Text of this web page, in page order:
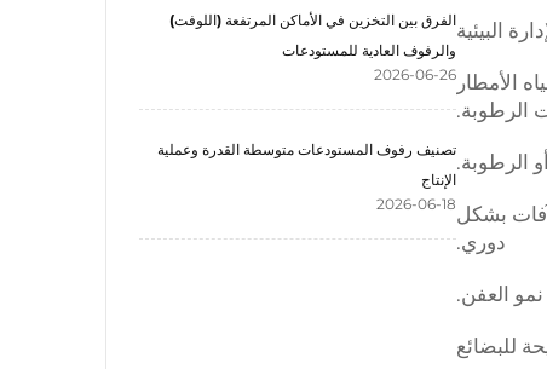
الأمطار
الرطوبة.
الرطوبة.
بشكل
دوري.
العفن.
الفرق بين التخزين في الأماكن المرتفعة (اللوفت)
والرفوف العادية للمستودعات
2026-06-26
تصنيف رفوف المستودعات متوسطة القدرة وعملية
الإنتاج
2026-06-18